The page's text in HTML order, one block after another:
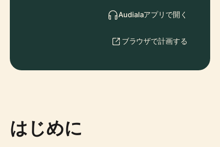
Audialaアプリで開く
ブラウザで計画する
はじめに